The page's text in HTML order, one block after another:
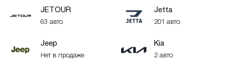
JETOUR
63 авто
Jetta
201 авто
Jeep
Нет в продаже
Kia
2 авто